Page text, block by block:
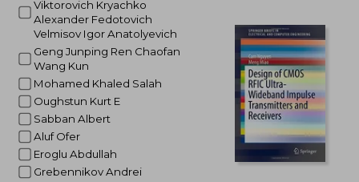
Viktorovich Kryachko
Alexander Fedotovich
Velmisov Igor Anatolyevich
Geng Junping Ren Chaofan
Wang Kun
Mohamed Khaled Salah
Oughstun Kurt E
Sabban Albert
Aluf Ofer
Eroglu Abdullah
Grebennikov Andrei
dcto.